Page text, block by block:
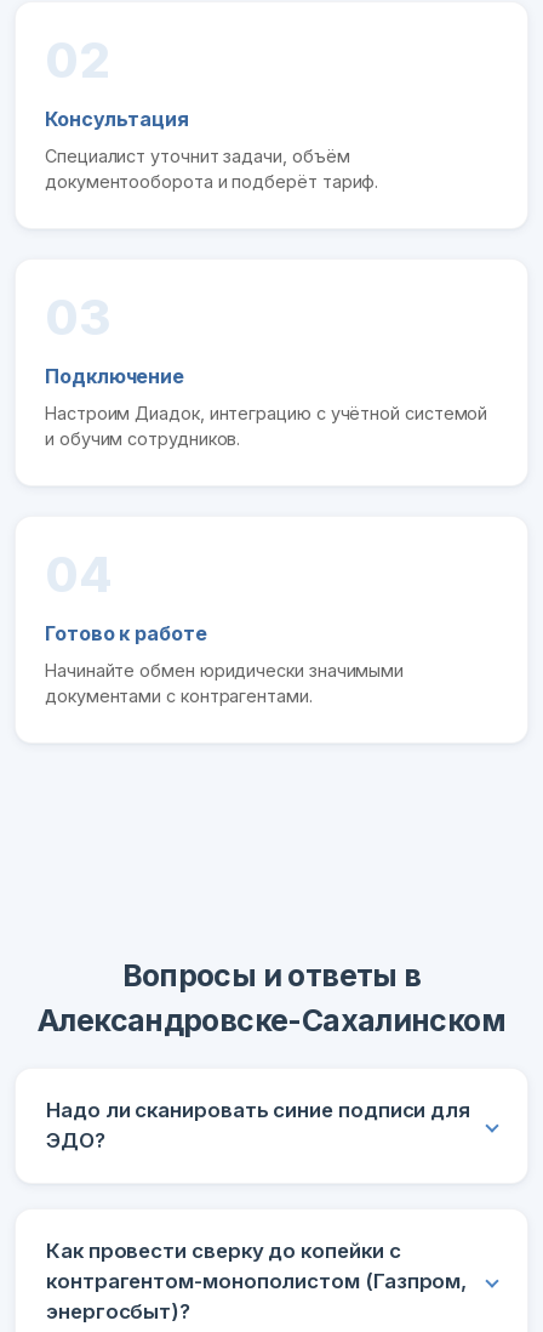
02
Консультация
Специалист уточнит задачи, объём
документооборота и подберёт тариф.
03
Подключение
Настроим Диадок, интеграцию с учётной системой
и обучим сотрудников.
04
Готово к работе
Начинайте обмен юридически значимыми
документами с контрагентами.
Вопросы и ответы в
Александровске-Сахалинском
Надо ли сканировать синие подписи для
ЭДО?
Как провести сверку до копейки с
контрагентом-монополистом (Газпром,
энергосбыт)?